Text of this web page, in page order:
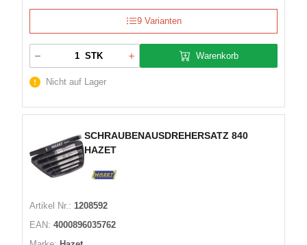
9 Varianten
STK Warenkorb
Nicht auf Lager
SCHRAUBENAUSDREHERSATZ 840
HAZET
Artikel Nr.: 1208592
EAN: 4000896035762